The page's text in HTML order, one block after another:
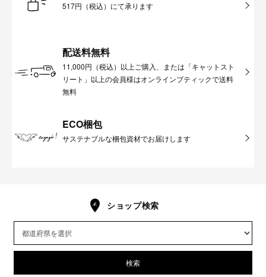
517円（税込）にて承ります
配送料無料
11,000円（税込）以上ご購入、または「キャットスト
リート」以上の会員様はオンラインブティックで送料
無料
ECO梱包
サステナブルな梱包資材でお届けします
ショップ検索
検索